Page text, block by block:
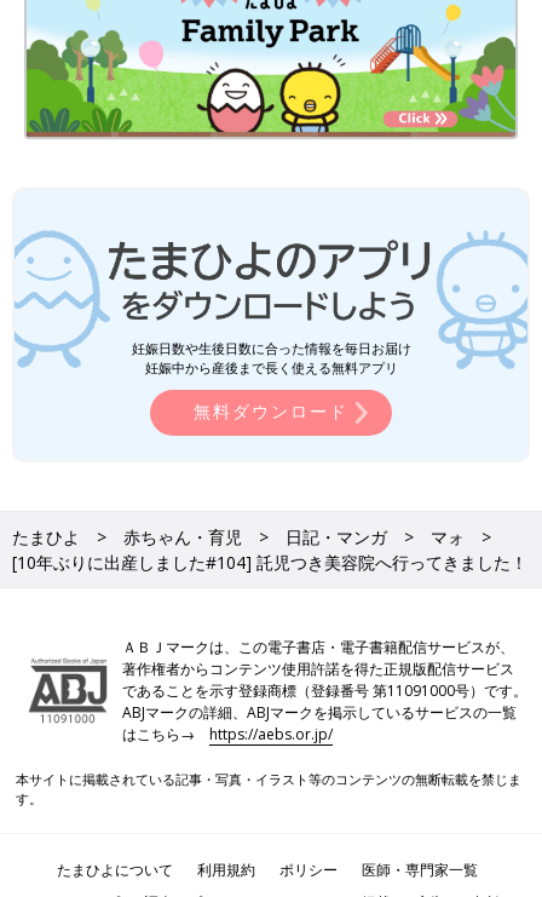
●Twitter／@maoppachi
webサイト／maoppachi
前の話
[10年ぶりに出産しま
一覧
次の話
[10年ぶりに出産しまし
妊娠日数や生後日数に合った情報を毎日お届け
妊娠中から産後まで長く使える無料アプリ
無料ダウンロード
たまひよ 赤ちゃん・育児 日記・マンガ
マォ
[10年ぶりに出産しました#104] 託児つき美容院へ行ってきました！
ＡＢＪマークは、この電子書店・電子書籍配信サービスが、
著作権者からコンテンツ使用許諾を得た正規版配信サービス
であることを示す登録商標（登録番号 第11091000号）です。
ABJマークの詳細、ABJマークを掲示しているサービスの一覧
はこちら→https://aebs.or.jp/
本サイトに掲載されている記事・写真・イラスト等のコンテンツの無断転載を禁じま
す。
たまひよについて 利用規約 ポリシー
医師・専門家一覧